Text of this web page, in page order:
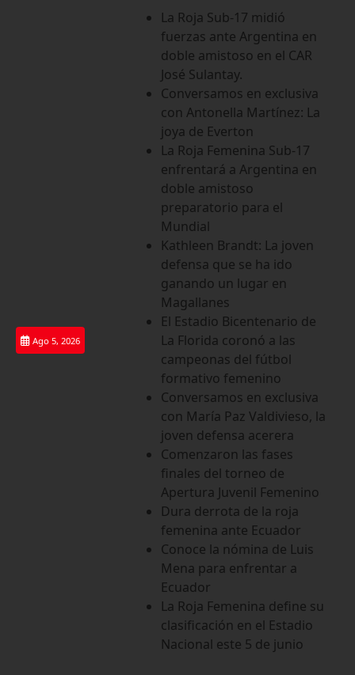
Ago 5, 2026
La Roja Sub-17 midió
fuerzas ante Argentina en
doble amistoso en el CAR
José Sulantay.
Conversamos en exclusiva
con Antonella Martínez: La
joya de Everton
La Roja Femenina Sub-17
enfrentará a Argentina en
doble amistoso
preparatorio para el
Mundial
Kathleen Brandt: La joven
defensa que se ha ido
ganando un lugar en
Magallanes
El Estadio Bicentenario de
La Florida coronó a las
campeonas del fútbol
formativo femenino
Conversamos en exclusiva
con María Paz Valdivieso, la
joven defensa acerera
Comenzaron las fases
finales del torneo de
Apertura Juvenil Femenino
Dura derrota de la roja
femenina ante Ecuador
Conoce la nómina de Luis
Mena para enfrentar a
Ecuador
La Roja Femenina define su
clasificación en el Estadio
Nacional este 5 de junio